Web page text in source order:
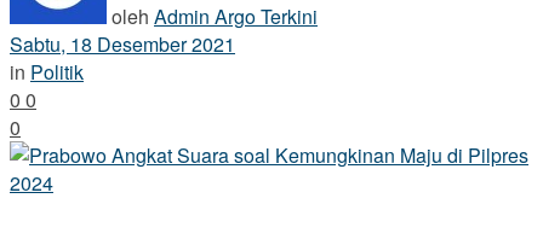
oleh Admin Argo Terkini
Sabtu, 18 Desember 2021
in Politik
0 0
0